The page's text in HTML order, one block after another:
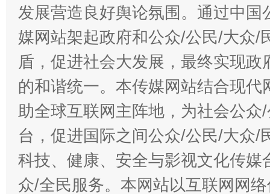
发展营造良好舆论氛围。通过中
媒网站架起政府和公众/公民/大众/
盾，促进社会大发展，最终实现
的和谐统一。本传媒网站结合现
助全球互联网主阵地，为社会公
台，促进国际之间公众/公民/大众/
科技、健康、安全与影视文化传
众/全民服务。本网站以互联网网